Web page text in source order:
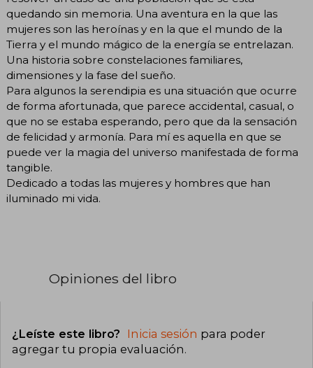
quedando sin memoria. Una aventura en la que las
mujeres son las heroínas y en la que el mundo de la
Tierra y el mundo mágico de la energía se entrelazan.
Una historia sobre constelaciones familiares,
dimensiones y la fase del sueño.
Para algunos la serendipia es una situación que ocurre
de forma afortunada, que parece accidental, casual, o
que no se estaba esperando, pero que da la sensación
de felicidad y armonía. Para mí es aquella en que se
puede ver la magia del universo manifestada de forma
tangible.
Dedicado a todas las mujeres y hombres que han
iluminado mi vida.
Opiniones del libro
¿Leíste este libro? Inicia sesión para poder
agregar tu propia evaluación.